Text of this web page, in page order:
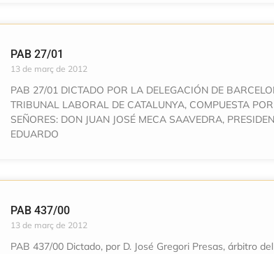
PAB 27/01
13 de març de 2012
PAB 27/01 DICTADO POR LA DELEGACIÓN DE
TRIBUNAL LABORAL DE CATALUNYA, COMPUESTA
SEÑORES: DON JUAN JOSÉ MECA SAAVEDRA,
EDUARDO
PAB 437/00
13 de març de 2012
PAB 437/00 Dictado, por D. José Gregori Presas, árbitro